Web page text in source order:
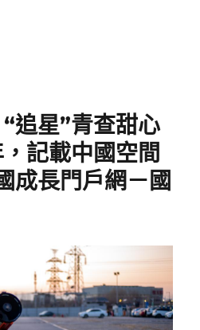
追星”青查甜心
記載中國空間
成長門戶網－國